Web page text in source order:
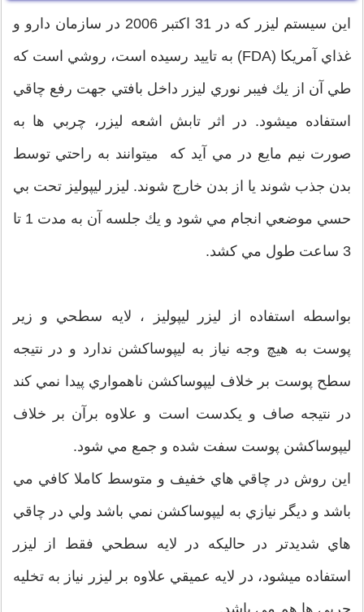
اين سيستم ليزر كه در 31 اكتبر 2006 در سازمان دارو و
غذاي آمريكا (FDA) به تاييد رسيده است، روشي است كه
طي آن از يك فيبر نوري ليزر داخل بافتي جهت رفع چاقي
استفاده ميشود. در اثر تابش اشعه ليزر، چربي ها به
صورت نيم مايع در مي آيد كه ميتوانند به راحتي توسط
بدن جذب شوند يا از بدن خارج شوند. ليزر ليپوليز تحت بي
حسي موضعي انجام مي شود و يك جلسه آن به مدت 1 تا
3 ساعت طول مي كشد.
بواسطه استفاده از ليزر ليپوليز ، لايه سطحي و زير
پوست به هيچ وجه نياز به ليپوساكشن ندارد و در نتيجه
سطح پوست بر خلاف ليپوساكشن ناهمواري پيدا نمي كند
در نتيجه صاف و يكدست است و علاوه برآن بر خلاف
ليپوساكشن پوست سفت شده و جمع مي شود.
اين روش در چاقي هاي خفيف و متوسط كاملا كافي مي
باشد و ديگر نيازي به ليپوساكشن نمي باشد ولي در چاقي
هاي شديدتر در حاليكه در لايه سطحي فقط از ليزر
استفاده ميشود، در لايه عميقي علاوه بر ليزر نياز به تخليه